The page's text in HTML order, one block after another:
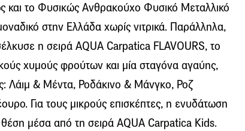
και το Φυσικώς Ανθρακούχο Φυσικό Μεταλλικό
στην Ελλάδα χωρίς νιτρικά. Παράλληλα,
η σειρά AQUA Carpatica FLAVOURS, το
χυμούς φρούτων και μία σταγόνα αγαύης,
Λάιμ & Μέντα, Ροδάκινο & Μάνγκο, Ροζ
Για τους μικρούς επισκέπτες, η ενυδάτωση
θέση μέσα από τη σειρά AQUA Carpatica Kids.